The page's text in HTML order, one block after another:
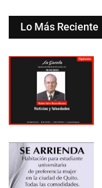
Lo Más Reciente